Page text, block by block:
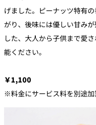
げました。ピーナッツ特有
がり、後味には優しい甘み
した、大人から子供まで愛
能ください。
￥1,100
※料金にサービス料を別途